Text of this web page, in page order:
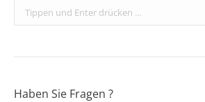
Search:
Haben Sie Fragen ?